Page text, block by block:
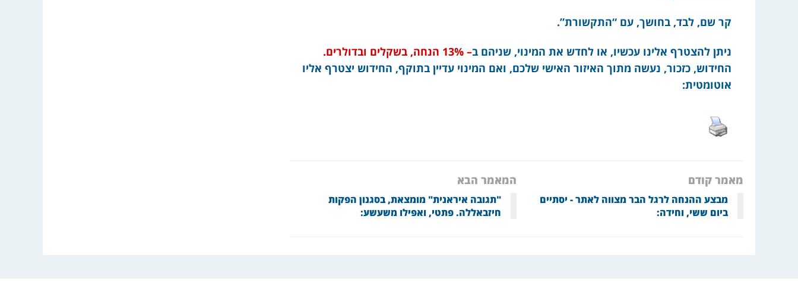
קר שם, לבד, בחושך, עם “התקשורת”.
ניתן להצטרף אלינו עכשיו, או לחדש את המינוי, שניהם ב– 13% הנחה, בשקלים ובדולרים.
החידוש, כזכור, נעשה מתוך האיזור האישי שלכם, ואם המינוי עדיין בתוקף, החידוש יצטרף אליו
אוטומטית:
מאמר קודם
מבצע ההנחה לרגל הבר מצווה לאתר - יסתיים
ביום ששי, וחידה:
המאמר הבא
"תגובה איראנית" מומצאת, בסגנון הפקות
חיזבאללה. פתטי, ואפילו משעשע: